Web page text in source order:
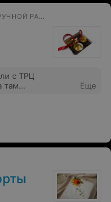
ШОКОЛАД И КОНДИТЕРСКИЕ ИЗДЕЛИЯ РУЧНОЙ РАБОТЫ
с ТРЦ
там
уже нет( А также
в Замке!
эклеры? Где у
Еще